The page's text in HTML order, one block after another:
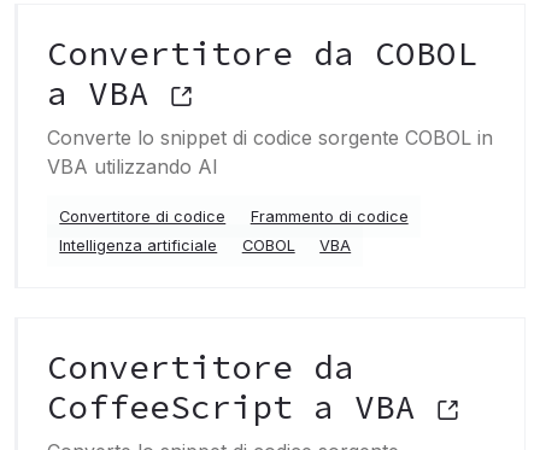
Convertitore da COBOL
a VBA
Converte lo snippet di codice sorgente COBOL in
VBA utilizzando AI
Convertitore di codice
Frammento di codice
Intelligenza artificiale
COBOL VBA
Convertitore da
CoffeeScript a VBA